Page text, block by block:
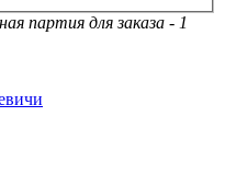
партия для заказа - 1